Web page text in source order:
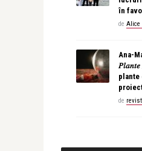
în
de Alice
Ana-
plante
de